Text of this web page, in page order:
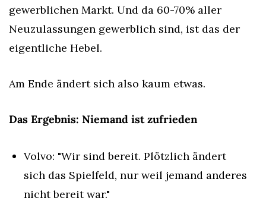
gewerblichen Markt. Und da 60-70% aller
Neuzulassungen gewerblich sind, ist das der
eigentliche Hebel.
Am Ende ändert sich also kaum etwas.
Das Ergebnis: Niemand ist zufrieden
Volvo: "Wir sind bereit. Plötzlich ändert
sich das Spielfeld, nur weil jemand anderes
nicht bereit war."